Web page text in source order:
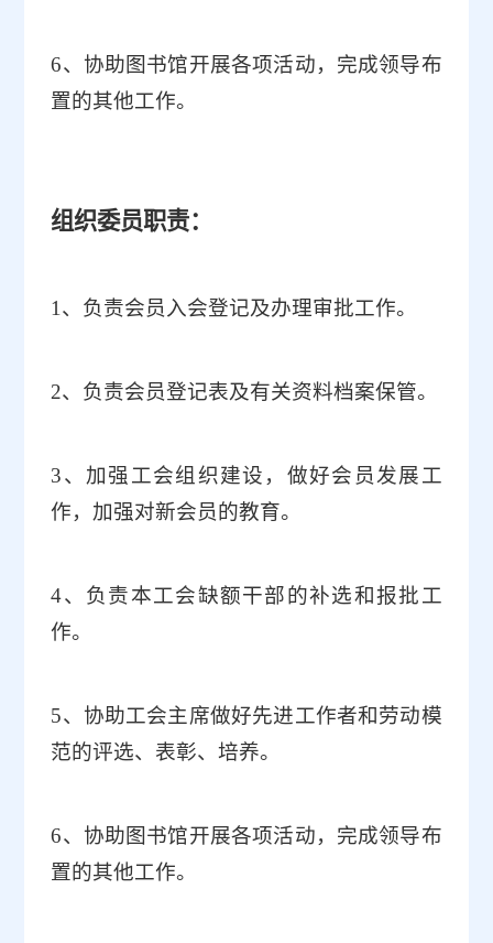
6、协助图书馆开展各项活动，完成领导布
置的其他工作。
组织委员职责：
1 、负责会员入会登记及办理审批工作。
2、负责会员登记表及有关资料档案保管。
3、加强工会组织建设，做好会员发展工
作，加强对新会员的教育。
4、负责本工会缺额干部的补选和报批工
作。
5、协助工会主席做好先进工作者和劳动模
范的评选、表彰、培养。
6、协助图书馆开展各项活动，完成领导布
置的其他工作。